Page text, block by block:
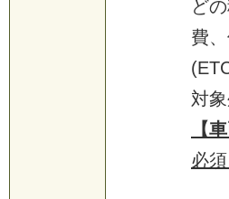
ど
費
対
【
必